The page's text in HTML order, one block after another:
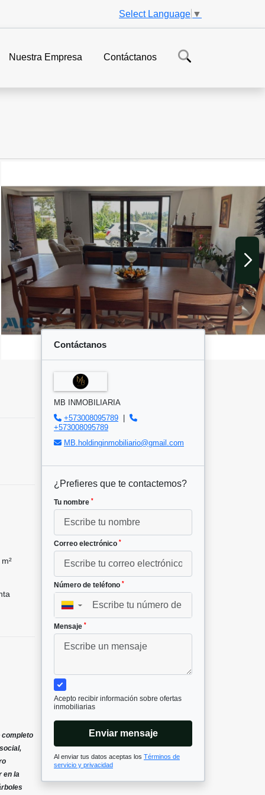
Select Language ▼
Nuestra Empresa Contáctanos
completo
en la
Contáctanos
MB INMOBILIARIA
+573008095789
+573008095789
MB.holdinginmobiliario@gmail.com
¿Prefieres que te contactemos?
Tu nombre *
Correo electrónico *
Número de teléfono *
▼
Mensaje *
Acepto recibir información sobre ofertas
inmobiliarias
Enviar mensaje
Al enviar tus datos aceptas los Términos de
servicio y privacidad